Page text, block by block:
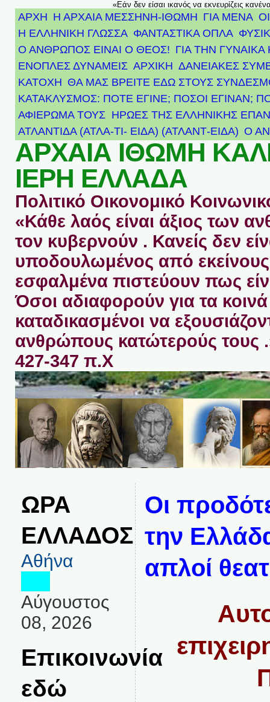
«Εάν δεν είσαι ικανός να εκνευρίζεις
ΑΡΧΗ Η ΑΡΧΑΙΑ ΜΕΣΣΗΝΗ-ΙΘΩΜΗ ΓΙΑ ΜΕΝΑ
Η ΕΛΛΗΝΙΚΗ ΓΛΩΣΣΑ ΦΑΝΤΑΣΤΙΚΑ ΟΠΛΑ
Ο ΑΝΘΡΩΠΟΣ ΕΙΝΑΙ Ο ΘΕΟΣ! ΓΙΑ ΤΗΝ ΓΥΝΑΙΚΑ
ΕΝΟΠΛΕΣ ΔΥΝΑΜΕΙΣ ΑΡΧΙΚΉ ΔΑΝΕΙΑΚΕΣ
ΚΑΤΟΧΗ ΘΑ ΜΑΣ ΒΡΕΙΤΕ ΕΔΩ ΣΤΟΥΣ
ΚΑΤΑΚΛΥΣΜΟΣ: ΠΟΤΕ ΕΓΙΝΕ; ΠΟΣΟΙ ΕΓΙΝΑΝ;
ΑΦΙΈΡΩΜΑ ΤΟΥΣ ΉΡΩΕΣ ΤΗΣ ΕΛΛΗΝΙΚΉΣ
ΑΤΛΑΝΤΊΔΑ (ΑΤΛΑ-ΤΙ- ΕΙΔΑ) (ΑΤΛΑΝΤ-ΕΙΔΑ) Ο
ΑΡΧΑΙΑ ΙΘΩΜΗ
ΙΕΡΗ ΕΛΛΑΔΑ
Πολιτικό Οικονομικό
«Κάθε λαός είναι άξιος των
τον κυβερνούν . Κανείς δεν
υποδουλωμένος από
εσφαλμένα πιστεύουν πως
Όσοι αδιαφορούν για τα κοινά
καταδικασμένοι να
ανθρώπους κατώτερούς τους
427-347 π.Χ
ΩΡΑ
ΕΛΛΑΔΟΣ
Αθήνα
Αύγουστος
08, 2026
Επικοινωνία
εδώ
Οι
την
απλοί